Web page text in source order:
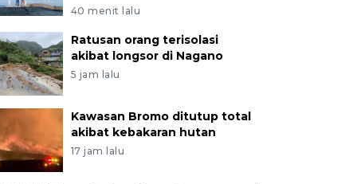
40 menit lalu
Ratusan orang terisolasi
akibat longsor di Nagano
5 jam lalu
Kawasan Bromo ditutup total
akibat kebakaran hutan
17 jam lalu